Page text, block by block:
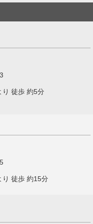
り 徒歩 約5分
り 徒歩 約15分